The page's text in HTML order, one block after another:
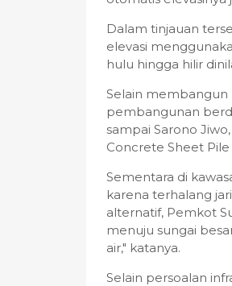
Dalam tinjauan
elevasi
hulu hingga hilir
Selain
pembangunan
sampai Sarono
Concrete Sheet Pile
Sementara di
karena terhalang
alternatif, Pemkot
menuju sungai
air," katanya.
Selain persoalan